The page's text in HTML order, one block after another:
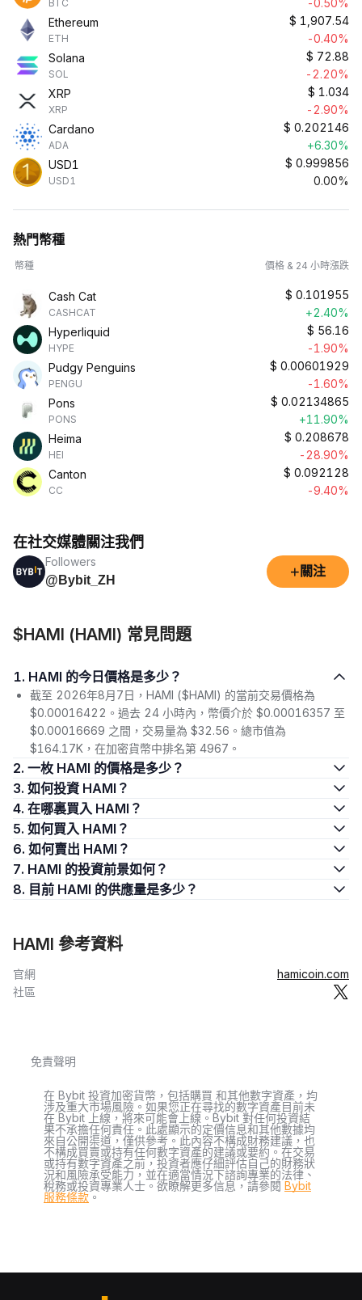
BTC
-0.50%
Ethereum
ETH
$ 1,907.54
-0.40%
Solana
SOL
$ 72.88
-2.20%
XRP
XRP
$ 1.034
-2.90%
Cardano
ADA
$ 0.202146
+6.30%
USD1
USD1
$ 0.999856
0.00%
熱門幣種
幣種 價格 & 24 小時漲跌
Cash Cat
CASHCAT
$ 0.101955
+2.40%
Hyperliquid
HYPE
$ 56.16
-1.90%
Pudgy Penguins
PENGU
$ 0.00601929
-1.60%
Pons
PONS
$ 0.02134865
+11.90%
Heima
HEI
$ 0.208678
-28.90%
Canton
CC
$ 0.092128
-9.40%
在社交媒體關注我們
Followers
@Bybit_ZH
+ 關注
$HAMI (HAMI) 常見問題
1. HAMI 的今日價格是多少？
截至 2026年8月7日，HAMI ($HAMI) 的當前交易價格為
$0.00016422。過去 24 小時內，幣價介於 $0.00016357 至
$0.00016669 之間，交易量為 $32.56。總市值為
$164.17K，在加密貨幣中排名第 4967。
2. 一枚 HAMI 的價格是多少？
3. 如何投資 HAMI？
4. 在哪裏買入 HAMI？
5. 如何買入 HAMI？
6. 如何賣出 HAMI？
7. HAMI 的投資前景如何？
8. 目前 HAMI 的供應量是多少？
HAMI 參考資料
官網
hamicoin.com
社區
免責聲明
在 Bybit 投資加密貨幣，包括購買 和其他數字資產，均
涉及重大市場風險。如果您正在尋找的數字資產目前未
在 Bybit 上線，將來可能會上線。Bybit 對任何投資結
果不承擔任何責任。此處顯示的定價信息和其他數據均
來自公開渠道，僅供參考。此內容不構成財務建議，也
不構成買賣或持有任何數字資產的建議或要約。在交易
或持有數字資產之前，投資者應仔細評估自己的財務狀
況和風險承受能力，並在適當情況下諮詢專業的法律、
稅務或投資專業人士。欲瞭解更多信息，請參閱 Bybit
服務條款 。